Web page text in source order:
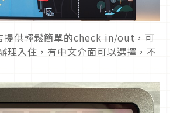
提供輕鬆簡單的check in/out，可
理入住，有中文介面可以選擇，不